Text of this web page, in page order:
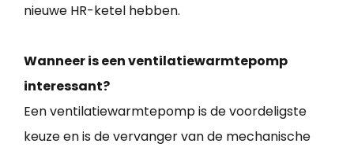
nieuwe HR-ketel hebben.
Wanneer is een ventilatiewarmtepomp
interessant?
Een ventilatiewarmtepomp is de voordeligste
keuze en is de vervanger van de mechanische